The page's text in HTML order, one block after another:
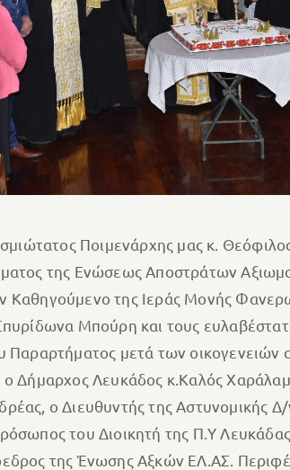
Ποιμενάρχης μας κ. Θεόφιλος
της Ενώσεως Αποστράτων
Καθηγούμενο της Ιεράς Μονής
Μπούρη και τους
μετά των οικογενειών
Δήμαρχος Λευκάδος κ.Καλός
ο Διευθυντής της Αστυνομικής
του Διοικητή της Π.Υ
της Ένωσης Αξκών ΕΛ.ΑΣ.